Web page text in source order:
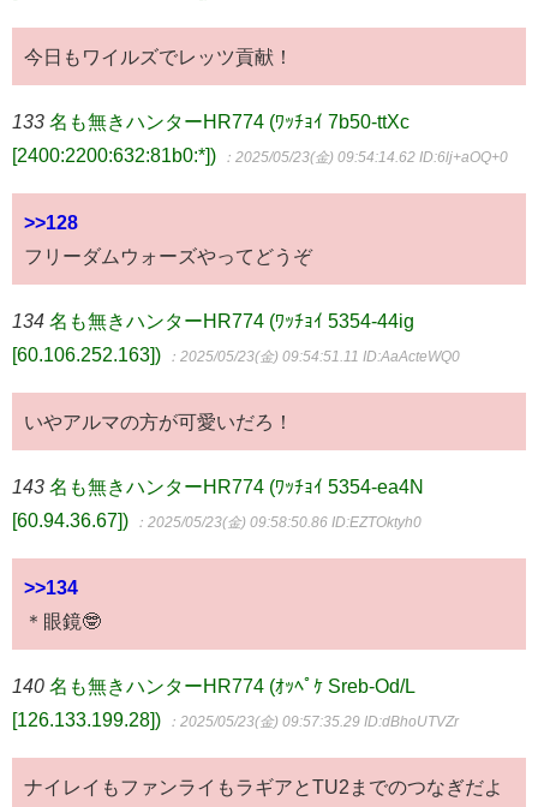
今日もワイルズでレッツ貢献！
133 名も無きハンターHR774 (ﾜｯﾁｮｲ 7b50-ttXc
[2400:2200:632:81b0:*])
：2025/05/23(金) 09:54:14.62 ID:6lj+aOQ+0
>>128
フリーダムウォーズやってどうぞ
134 名も無きハンターHR774 (ﾜｯﾁｮｲ 5354-44ig
[60.106.252.163])
：2025/05/23(金) 09:54:51.11 ID:AaActeWQ0
いやアルマの方が可愛いだろ！
143 名も無きハンターHR774 (ﾜｯﾁｮｲ 5354-ea4N
[60.94.36.67])
：2025/05/23(金) 09:58:50.86 ID:EZTOktyh0
>>134
＊眼鏡🤓
140 名も無きハンターHR774 (ｵｯﾍﾟｹ Sreb-Od/L
[126.133.199.28])
：2025/05/23(金) 09:57:35.29 ID:dBhoUTVZr
ナイレイもファンライもラギアとTU2までのつなぎだよ